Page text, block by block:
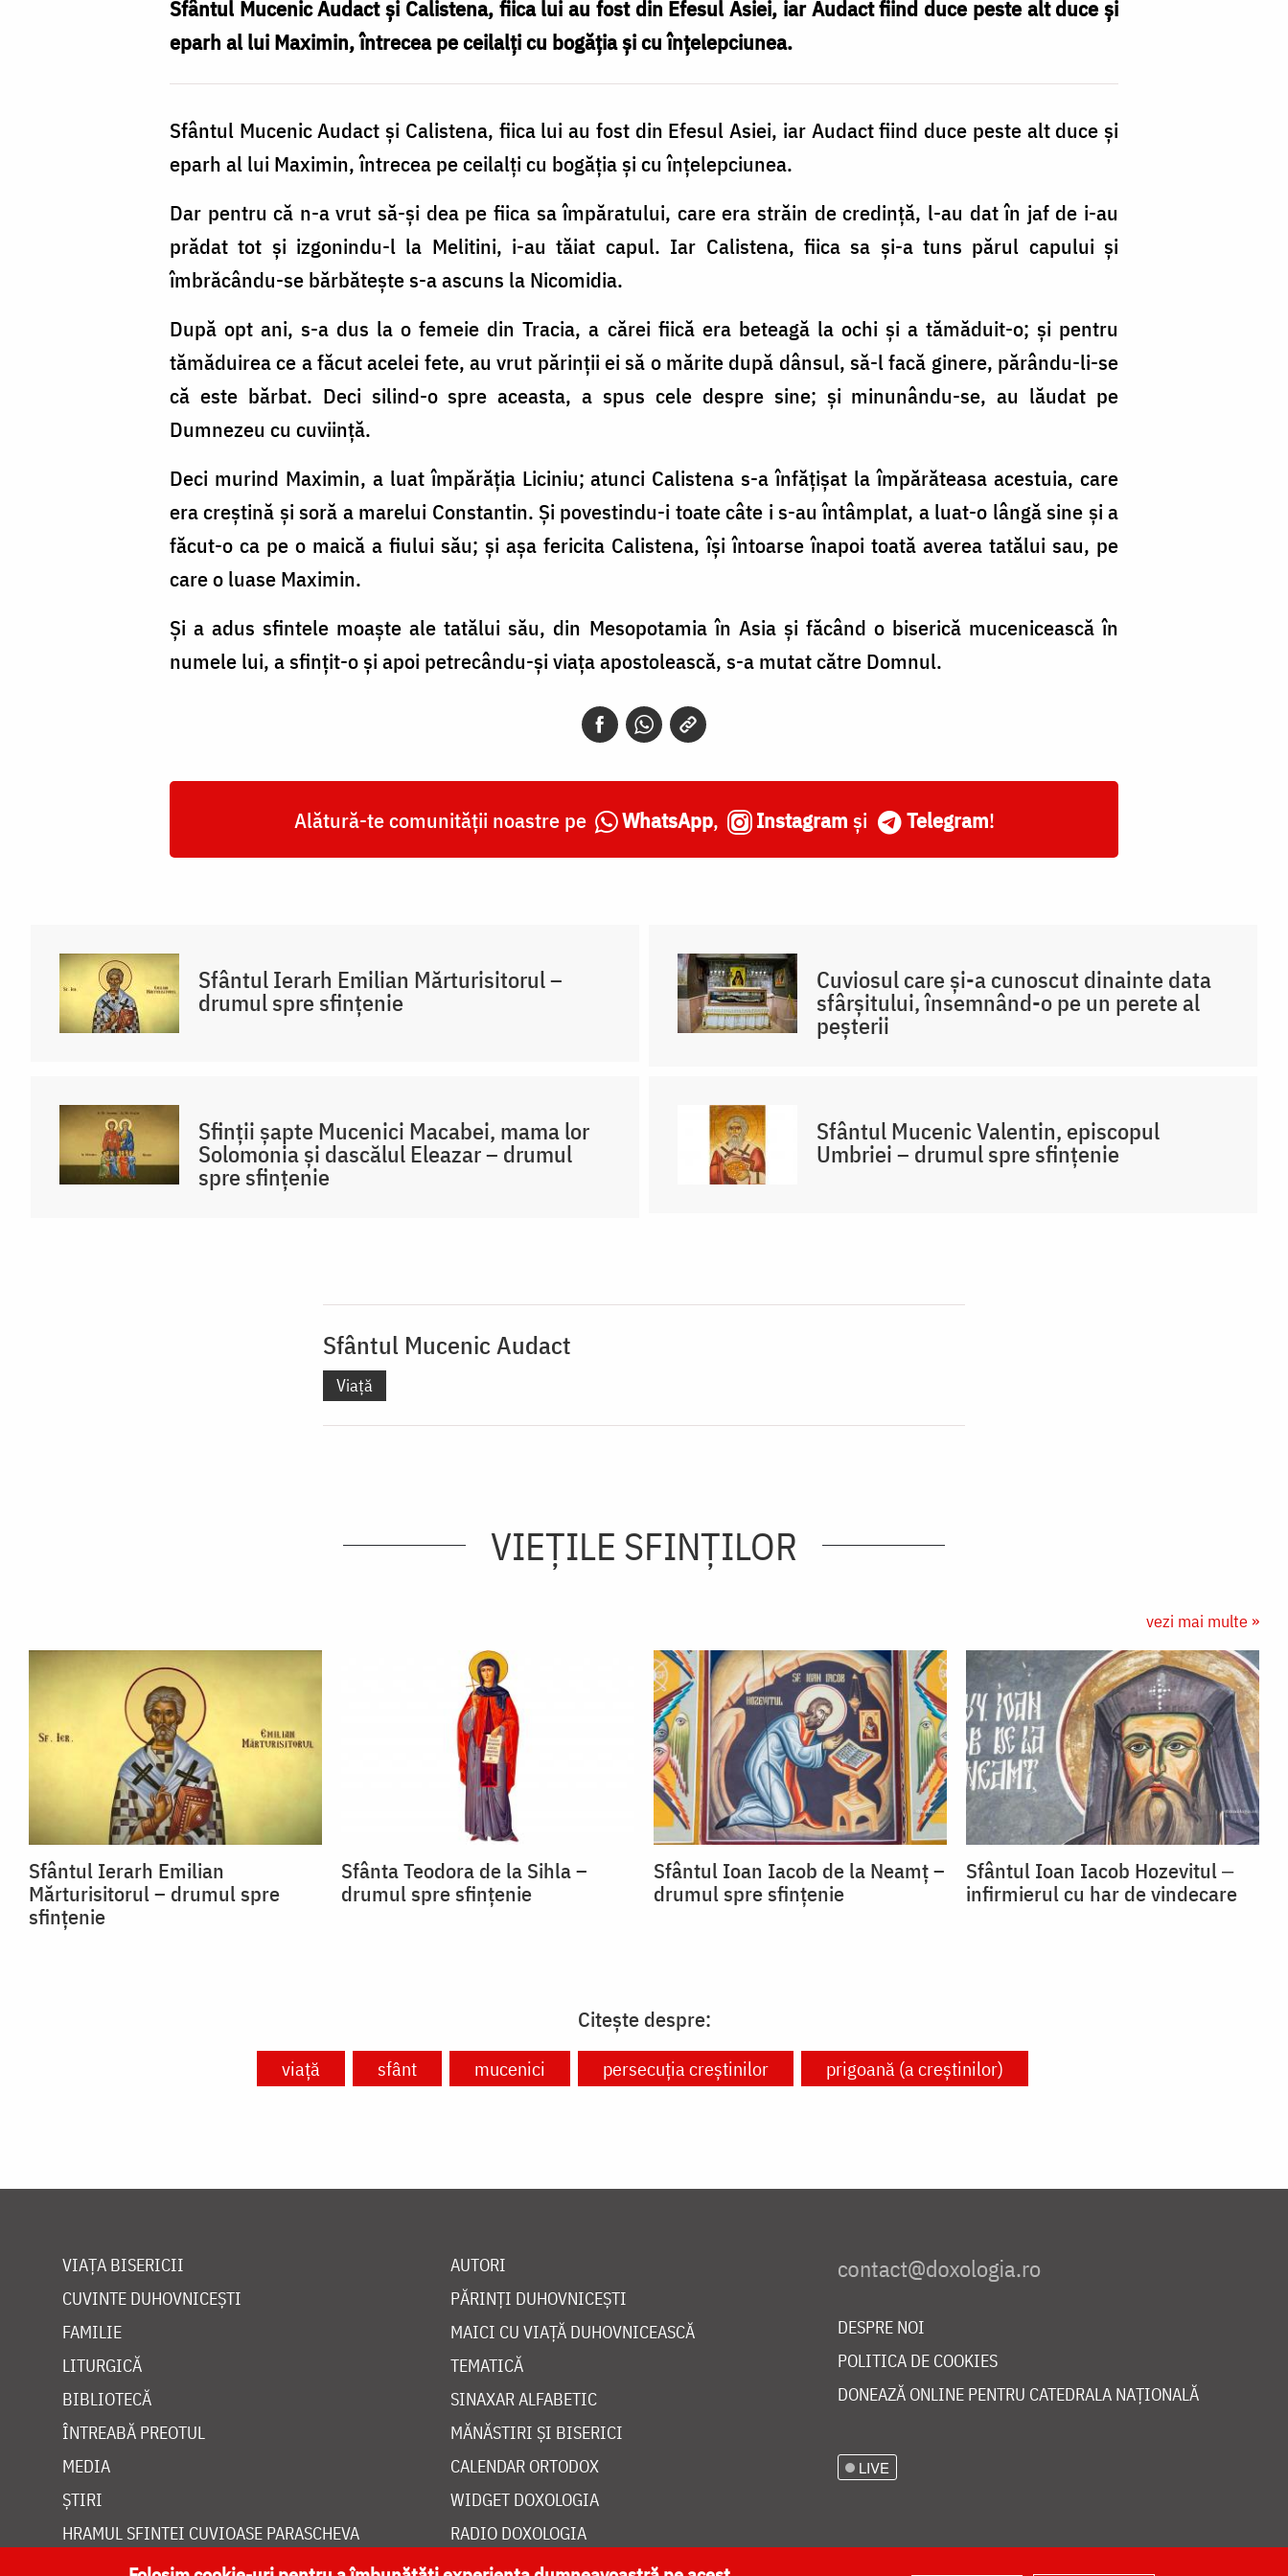
Sfântul Mucenic Audact și Calistena, fiica lui au fost din Efesul Asiei, iar Audact fiind duce peste alt duce și
eparh al lui Maximin, întrecea pe ceilalți cu bogăția și cu înțelepciunea.
Sfântul Mucenic Audact și Calistena, fiica lui au fost din Efesul Asiei, iar Audact fiind duce peste alt duce și
eparh al lui Maximin, întrecea pe ceilalți cu bogăția și cu înțelepciunea.
Dar pentru că n-a vrut să-și dea pe fiica sa împăratului, care era străin de credință, l-au dat în jaf de i-au
prădat tot și izgonindu-l la Melitini, i-au tăiat capul. Iar Calistena, fiica sa și-a tuns părul capului și
îmbrăcându-se bărbătește s-a ascuns la Nicomidia.
După opt ani, s-a dus la o femeie din Tracia, a cărei fiică era beteagă la ochi și a tămăduit-o; și pentru
tămăduirea ce a făcut acelei fete, au vrut părinții ei să o mărite după dânsul, să-l facă ginere, părându-li-se
că este bărbat. Deci silind-o spre aceasta, a spus cele despre sine; și minunându-se, au lăudat pe
Dumnezeu cu cuviință.
Deci murind Maximin, a luat împărăția Liciniu; atunci Calistena s-a înfățișat la împărăteasa acestuia, care
era creștină și soră a marelui Constantin. Și povestindu-i toate câte i s-au întâmplat, a luat-o lângă sine și a
făcut-o ca pe o maică a fiului său; și așa fericita Calistena, își întoarse înapoi toată averea tatălui sau, pe
care o luase Maximin.
Și a adus sfintele moaște ale tatălui său, din Mesopotamia în Asia și făcând o biserică mucenicească în
numele lui, a sfințit-o și apoi petrecându-și viața apostolească, s-a mutat către Domnul.
Alătură-te comunității noastre pe WhatsApp, Instagram și Telegram!
Sfântul Ierarh Emilian Mărturisitorul –
drumul spre sfințenie
Cuviosul care și-a cunoscut dinainte data
sfârșitului, însemnând-o pe un perete al
peșterii
Sfinții șapte Mucenici Macabei, mama lor
Solomonia și dascălul Eleazar – drumul
spre sfințenie
Sfântul Mucenic Valentin, episcopul
Umbriei – drumul spre sfințenie
Sfântul Mucenic Audact
Viață
VIEŢILE SFINŢILOR
vezi mai multe »
Sfântul Ierarh Emilian
Mărturisitorul – drumul spre
sfințenie
Sfânta Teodora de la Sihla –
drumul spre sfințenie
Sfântul Ioan Iacob de la Neamț –
drumul spre sfințenie
Sfântul Ioan Iacob Hozevitul ‒
infirmierul cu har de vindecare
Citește despre:
viață sfânt mucenici persecuția creștinilor prigoană (a creștinilor)
VIAȚA BISERICII
CUVINTE DUHOVNICEȘTI
FAMILIE
LITURGICĂ
BIBLIOTECĂ
ÎNTREABĂ PREOTUL
MEDIA
ȘTIRI
HRAMUL SFINTEI CUVIOASE PARASCHEVA
AUTORI
PĂRINȚI DUHOVNICEȘTI
MAICI CU VIAȚĂ DUHOVNICEASCĂ
TEMATICĂ
SINAXAR ALFABETIC
MĂNĂSTIRI ȘI BISERICI
CALENDAR ORTODOX
WIDGET DOXOLOGIA
RADIO DOXOLOGIA
DESPRE NOI
POLITICA DE COOKIES
DONEAZĂ ONLINE PENTRU CATEDRALA NAȚIONALĂ
LIVE